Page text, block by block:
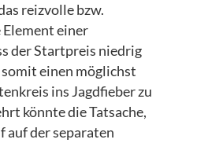
reizvolle bzw.
einer
der Startpreis niedrig
einen möglichst
ins Jagdfieber zu
könnte die Tatsache,
auf der separaten